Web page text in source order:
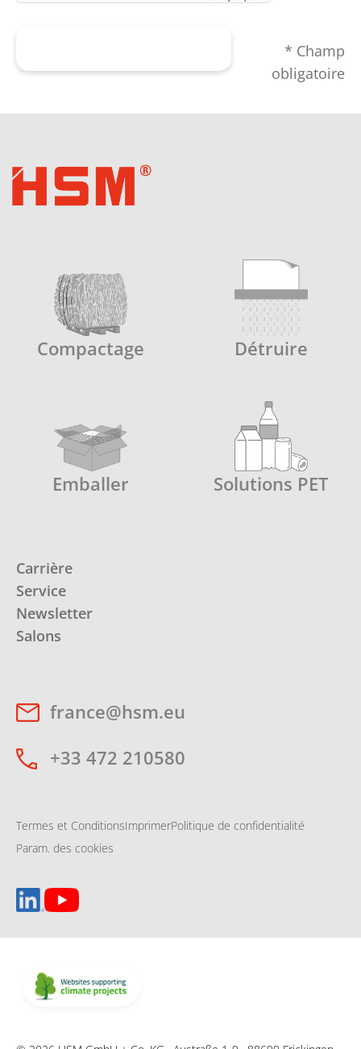
* Champ
obligatoire
Compactage Détruire
Emballer Solutions PET
Carrière
Service
Newsletter
Salons
france@hsm.eu
+33 472 210580
Termes et ConditionsImprimerPolitique de confidentialité
Param. des cookies